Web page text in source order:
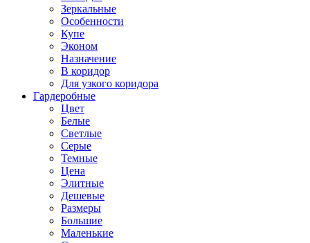
Зеркальные
Особенности
Купе
Эконом
Назначение
В коридор
Для узкого коридора
Гардеробные
Цвет
Белые
Светлые
Серые
Темные
Цена
Элитные
Дешевые
Размеры
Большие
Маленькие